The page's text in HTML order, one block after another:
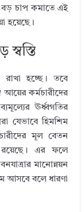
বড় চাপ কমাতে এই
হয়েছে।
স্বস্তি
রাখা হচ্ছে। তবে
আয়ের কর্মচারীদের
ঊর্ধ্বগতির
যেভাবে হিমশিম
মূল বেতন
রয়েছে। এর ফলে
মানোন্নয়ন
আসবে বলে ধারণা